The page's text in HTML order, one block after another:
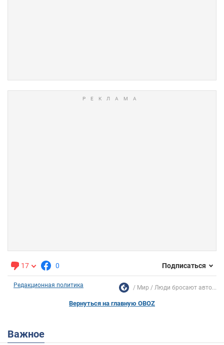
17 0 Подписаться
Редакционная политика Мир Люди бросают авто...
Вернуться на главную OBOZ
Важное